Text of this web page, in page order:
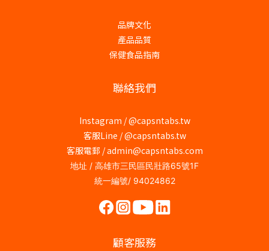
品牌文化
產品品質
保健食品指南
聯絡我們
Instagram /@capsntabs.tw
客服Line / @capsntabs.tw
客服電郵 / admin@capsntabs.com
地址 / 高雄市三民區民壯路65號1F
統一編號/ 94024862
顧客服務